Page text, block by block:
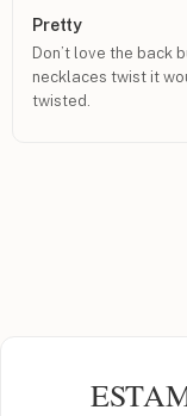
Pretty
Don’t love the back
necklaces twist it
twisted.